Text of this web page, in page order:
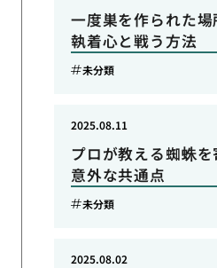
一度巣を作られた
執着心と戦う方法
未分類
プロが教える蜘蛛
意外な共通点
2025.08.11
未分類
2025.08.02